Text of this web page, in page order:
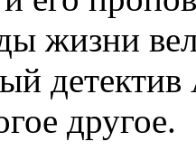
жизни
детектив
другое.